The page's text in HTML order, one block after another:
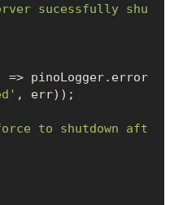
sucessfully shu
=> pinoLogger.error
, err));
to shutdown aft